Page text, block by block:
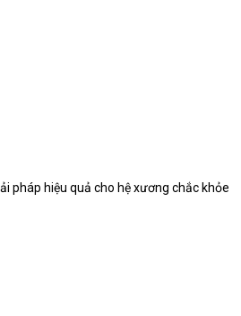
pháp hiệu quả cho hệ xương chắc khỏe